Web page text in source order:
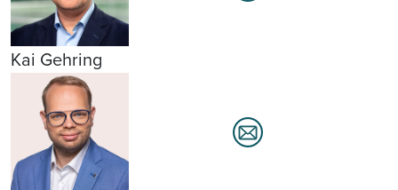
Kai Gehring